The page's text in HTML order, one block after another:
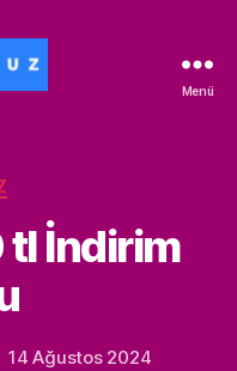
Menü
İndirim
14 Ağustos 2024